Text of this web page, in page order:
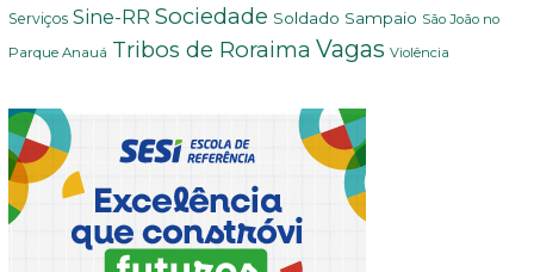
Serviços Sine-RR Sociedade Soldado Sampaio São João no
Parque Anauá Tribos de Roraima Vagas Violência